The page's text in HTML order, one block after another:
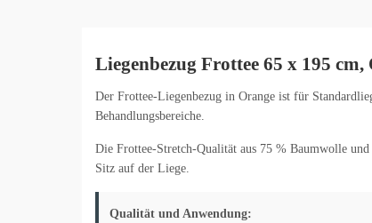
Liegenbezug Frottee 65 x 195 cm,
Der Frottee-Liegenbezug in Orange ist für
Behandlungsbereiche.
Die Frottee-Stretch-Qualität aus 75 % Baumwolle
Sitz auf der Liege.
Qualität und Anwendung: